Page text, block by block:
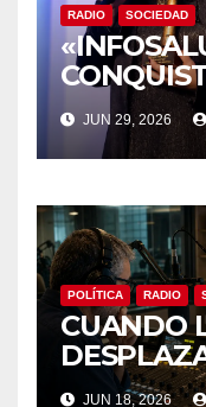
RADIO SOCIEDAD
ORO
SALUD
JUN 29, 2026
POLÍTICA RADIO
CUANDO
UNA
JUN 18, 2026